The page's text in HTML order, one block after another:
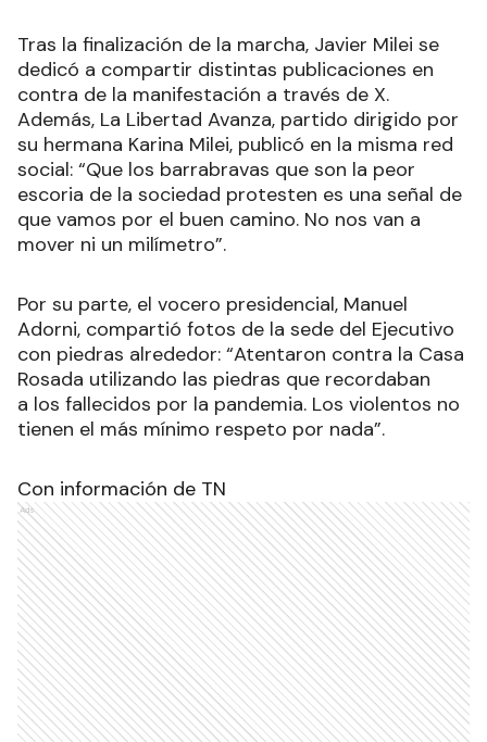
Tras la finalización de la marcha, Javier Milei se
dedicó a compartir distintas publicaciones en
contra de la manifestación a través de X.
Además, La Libertad Avanza, partido dirigido por
su hermana Karina Milei, publicó en la misma red
social: “Que los barrabravas que son la peor
escoria de la sociedad protesten es una señal de
que vamos por el buen camino. No nos van a
mover ni un milímetro”.
Por su parte, el vocero presidencial, Manuel
Adorni, compartió fotos de la sede del Ejecutivo
con piedras alrededor: “Atentaron contra la Casa
Rosada utilizando las piedras que recordaban
a los fallecidos por la pandemia. Los violentos no
tienen el más mínimo respeto por nada”.
Con información de TN
Ads